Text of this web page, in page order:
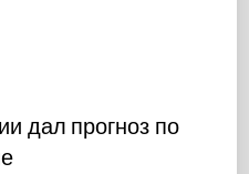
дал прогноз по